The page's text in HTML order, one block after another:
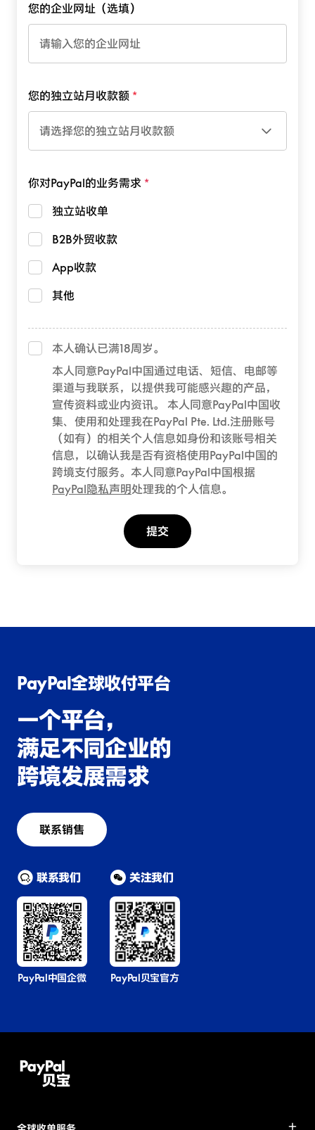
您的企业网址（选填）
您的独立站月收款额
请选择您的独立站月收款额
你对PayPal的业务需求
独立站收单
B2B外贸收款
App收款
其他
本人确认已满18周岁。
本人同意PayPal中国通过电话、短信、电邮等
渠道与我联系，以提供我可能感兴趣的产品，
宣传资料或业内资讯。 本人同意PayPal中国收
集、使用和处理我在PayPal Pte. Ltd.注册账号
（如有）的相关个人信息如身份和该账号相关
信息，以确认我是否有资格使用PayPal中国的
跨境支付服务。本人同意PayPal中国根据
PayPal隐私声明处理我的个人信息。
提交
PayPal全球收付平台
一个平台，
满足不同企业的
跨境发展需求
联系销售
联系我们
PayPal中国企微
关注我们
PayPal贝宝官方